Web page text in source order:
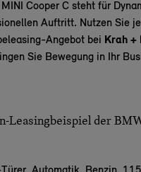
Cooper C steht für
Auftritt. Nutzen Sie
Angebot bei Krah +
Sie Bewegung in Ihr
Leasingbeispiel der